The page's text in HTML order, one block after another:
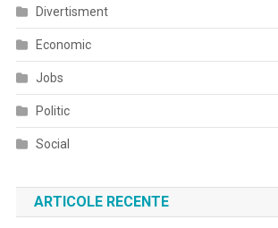
Divertisment
Economic
Jobs
Politic
Social
ARTICOLE RECENTE